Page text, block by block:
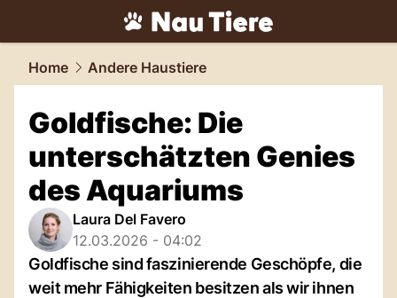
tiere.NAU.ch
Home Andere Haustiere
Goldfische: Die
unterschätzten Genies
des Aquariums
Laura Del Favero
12.03.2026 - 04:02
Goldfische sind faszinierende Geschöpfe, die
weit mehr Fähigkeiten besitzen als wir ihnen